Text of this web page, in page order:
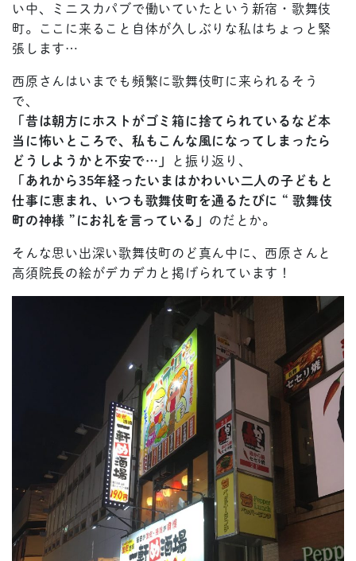
い中、ミニスカパブで働いていたという新宿・歌舞伎
町。ここに来ること自体が久しぶりな私はちょっと緊
張します…
西原さんはいまでも頻繁に歌舞伎町に来られるそう
で、
「昔は朝方にホストがゴミ箱に捨てられているなど本
当に怖いところで、私もこんな風になってしまったら
どうしようかと不安で…」
と振り返り、
「あれから35年経ったいまはかわいい二人の子どもと
仕事に恵まれ、いつも歌舞伎町を通るたびに “ 歌舞伎
町の神様 ”にお礼を言っている」 のだとか。
そんな思い出深い歌舞伎町のど真ん中に、西原さんと
高須院長の絵がデカデカと掲げられています！